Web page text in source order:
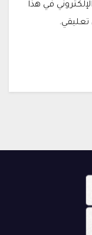
في هذا
تعليقي.